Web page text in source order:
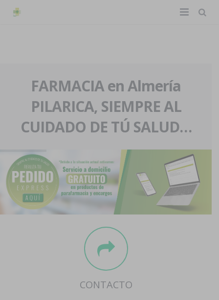
La farmacia
Nuestra historia
Nuestro equipo
Eventos
Servicios y reservas
Pedidos express
Blog
Contacto
Boletín
FARMACIA en Almería
PILARICA, SIEMPRE AL
CUIDADO DE TÚ SALUD…
CONTACTO